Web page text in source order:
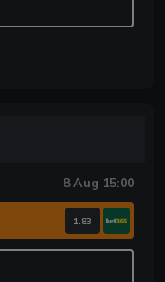
8 Aug 15:00
1.83